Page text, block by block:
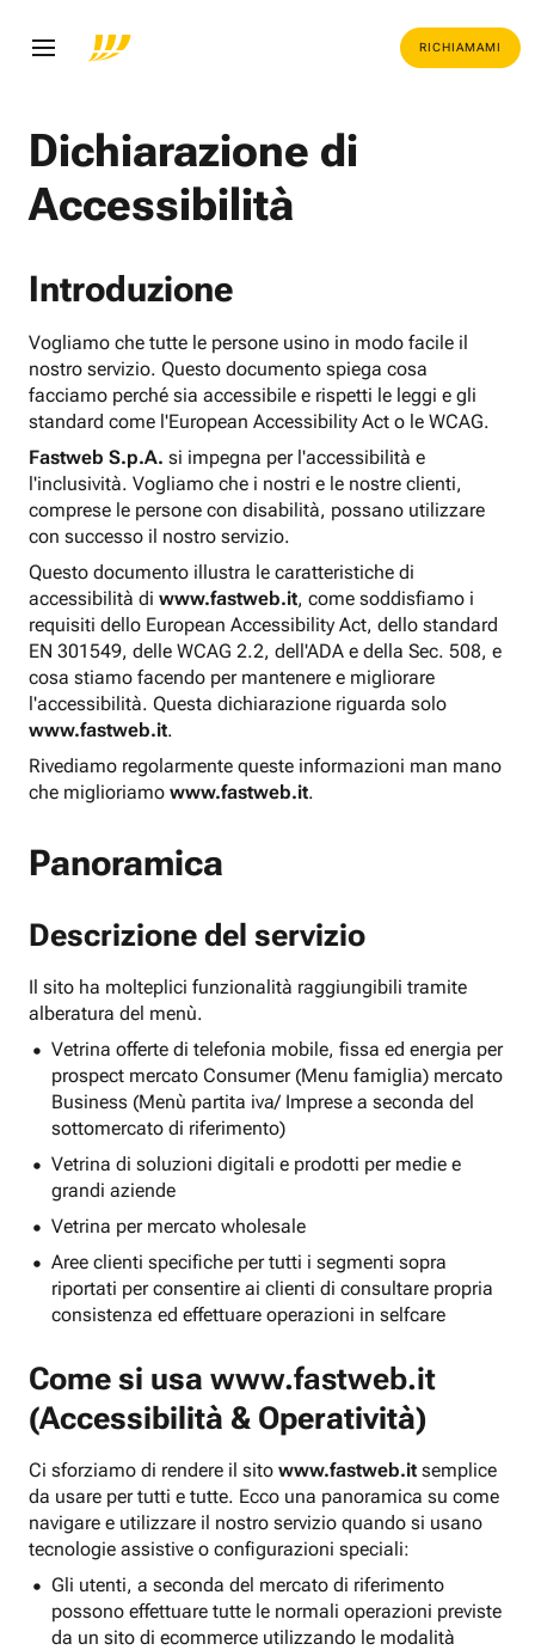
RICHIAMAMI
Dichiarazione di
Accessibilità
Introduzione
Vogliamo che tutte le persone usino in modo facile il
nostro servizio. Questo documento spiega cosa
facciamo perché sia accessibile e rispetti le leggi e gli
standard come l'European Accessibility Act o le WCAG.
Fastweb S.p.A. si impegna per l'accessibilità e
l'inclusività. Vogliamo che i nostri e le nostre clienti,
comprese le persone con disabilità, possano utilizzare
con successo il nostro servizio.
Questo documento illustra le caratteristiche di
accessibilità di www.fastweb.it, come soddisfiamo i
requisiti dello European Accessibility Act, dello standard
EN 301549, delle WCAG 2.2, dell'ADA e della Sec. 508, e
cosa stiamo facendo per mantenere e migliorare
l'accessibilità. Questa dichiarazione riguarda solo
www.fastweb.it.
Rivediamo regolarmente queste informazioni man mano
che miglioriamo www.fastweb.it.
Panoramica
Descrizione del servizio
Il sito ha molteplici funzionalità raggiungibili tramite
alberatura del menù.
Vetrina offerte di telefonia mobile, fissa ed energia per
prospect mercato Consumer (Menu famiglia) mercato
Business (Menù partita iva/ Imprese a seconda del
sottomercato di riferimento)
Vetrina di soluzioni digitali e prodotti per medie e
grandi aziende
Vetrina per mercato wholesale
Aree clienti specifiche per tutti i segmenti sopra
riportati per consentire ai clienti di consultare propria
consistenza ed effettuare operazioni in selfcare
Come si usa www.fastweb.it
(Accessibilità & Operatività)
Ci sforziamo di rendere il sito www.fastweb.it semplice
da usare per tutti e tutte. Ecco una panoramica su come
navigare e utilizzare il nostro servizio quando si usano
tecnologie assistive o configurazioni speciali:
Gli utenti, a seconda del mercato di riferimento
possono effettuare tutte le normali operazioni previste
da un sito di ecommerce utilizzando le modalità